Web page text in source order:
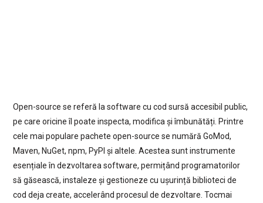
Open-source se referă la software cu cod sursă accesibil public,
pe care oricine îl poate inspecta, modifica și îmbunătăți. Printre
cele mai populare pachete open-source se numără GoMod,
Maven, NuGet, npm, PyPI și altele. Acestea sunt instrumente
esențiale în dezvoltarea software, permițând programatorilor
să găsească, instaleze și gestioneze cu ușurință biblioteci de
cod deja create, accelerând procesul de dezvoltare. Tocmai